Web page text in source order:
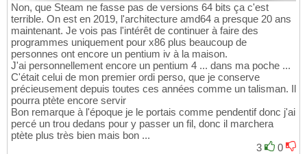
Non, que Steam ne fasse pas de versions 64 bits ça c'est
terrible. On est en 2019, l'architecture amd64 a presque 20 ans
maintenant. Je vois pas l'intérêt de continuer à faire des
programmes uniquement pour x86 plus beaucoup de
personnes ont encore un pentium iv à la maison.
J'ai personnellement encore un pentium 4 ... dans ma poche ...
C'était celui de mon premier ordi perso, que je conserve
précieusement depuis toutes ces années comme un talisman. Il
pourra ptète encore servir
Bon remarque à l'époque je le portais comme pendentif donc j'ai
percé un trou dedans pour y passer un fil, donc il marchera
ptète plus très bien mais bon ...
3
0